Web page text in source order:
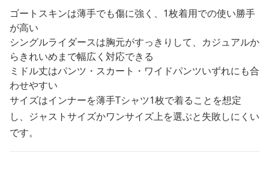
ゴートスキンは薄手でも傷に強く、1枚着用での使い勝手
が高い
シングルライダースは胸元がすっきりして、カジュアルか
らきれいめまで幅広く対応できる
ミドル丈はパンツ・スカート・ワイドパンツいずれにも合
わせやすい
サイズはインナーを薄手Tシャツ1枚で着ることを想定
し、ジャストサイズかワンサイズ上を選ぶと失敗しにくい
です。